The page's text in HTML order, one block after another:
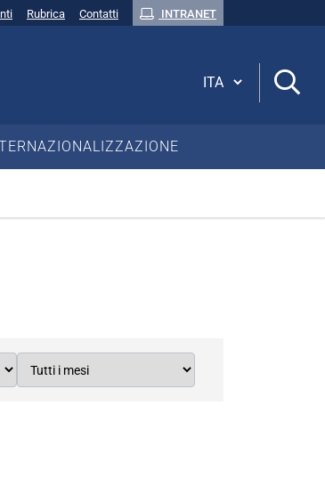
Rubrica Contatti INTRANET
Cambia lingua